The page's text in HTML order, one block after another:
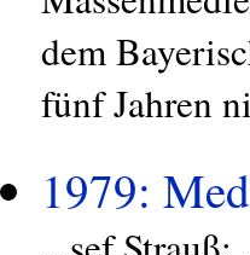
dem
fünf Jahren
1979: